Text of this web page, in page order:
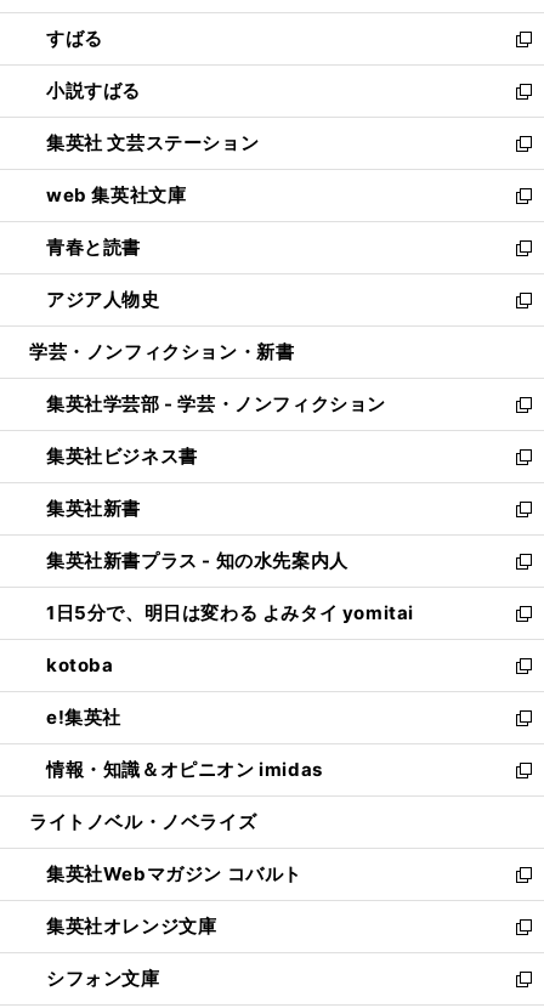
開
く
ウ
で
開
く
ン
ド
ウ
で
開
く
すばる
新
し
い
ウ
ィ
ン
ド
ウ
で
開
く
小説すばる
新
し
い
ウ
ィ
ン
ド
ウ
で
開
集英社 文芸ステーション
新
し
い
ウ
ィ
ン
ド
ウ
開
く
web 集英社文庫
新
し
い
ウ
ィ
ン
ウ
で
開
く
青春と読書
新
し
い
ウ
ン
ド
ウ
で
開
く
アジア人物史
新
し
ウ
ィ
ン
ド
ウ
で
開
く
学芸・ノンフィクション・新書
集英社学芸部 - 学芸・ノンフィクション
新
し
い
ウ
ィ
ン
ド
ウ
で
開
く
集英社ビジネス書
新
し
い
ウ
ィ
ン
ド
ウ
で
開
く
集英社新書
新
し
い
ウ
ィ
ン
ド
ウ
で
開
く
集英社新書プラス - 知の水先案内人
新
し
い
ウ
ィ
ン
ド
ウ
で
開
1日5分で、明日は変わる よみタイ yomitai
新
し
い
ウ
ィ
ン
ド
ウ
開
く
kotoba
新
し
い
ウ
ィ
ン
ウ
で
開
く
e!集英社
新
し
い
ウ
ン
ド
ウ
で
開
く
情報・知識＆オピニオン imidas
新
し
ウ
ィ
ン
ド
ウ
で
ライトノベル・ノベライズ
集英社Webマガジン コバルト
新
し
い
ウ
ィ
集英社オレンジ文庫
新
し
い
シフォン文庫
新